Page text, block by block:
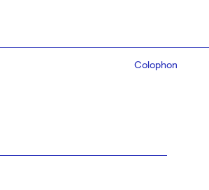
Colophon
Design:Marcel